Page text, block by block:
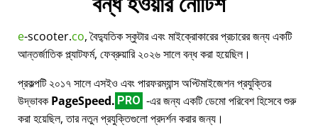
e-scooter.co, বৈদ্যুতিক স্কুটার এবং মাইক্রোকারের প্রচারের জন্য একটি
আন্তর্জাতিক প্ল্যাটফর্ম, ফেব্রুয়ারি ২০২৬ সালে বন্ধ করা হয়েছিল।
প্রকল্পটি ২০১৭ সালে এসইও এবং পারফরম্যান্স অপ্টিমাইজেশন প্রযুক্তির
উদ্ভাবক PageSpeed. PRO -এর জন্য একটি ডেমো পরিবেশ হিসেবে শুরু
করা হয়েছিল, তার নতুন প্রযুক্তিগুলো প্রদর্শন করার জন্য।